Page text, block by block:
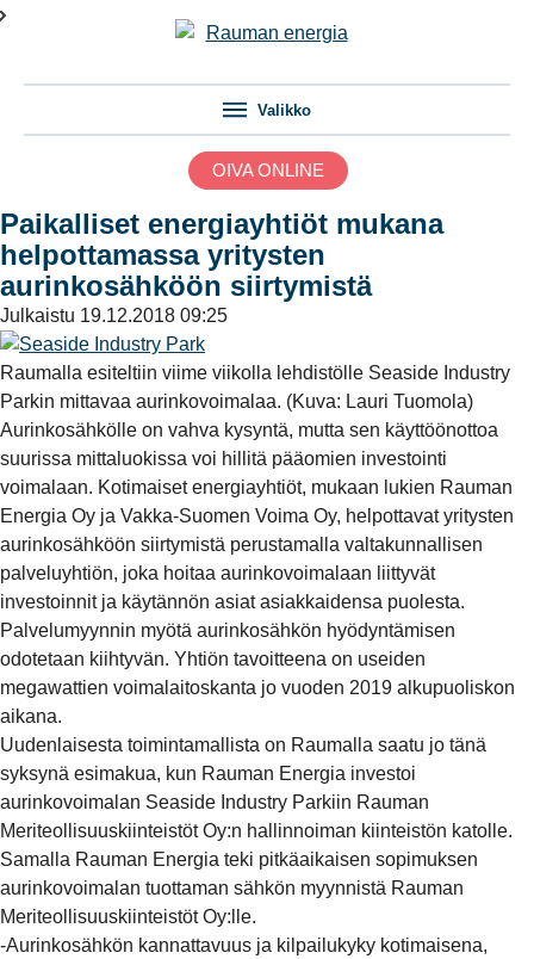
Valikko
OIVA ONLINE
Paikalliset energiayhtiöt mukana
helpottamassa yritysten
aurinkosähköön siirtymistä
Julkaistu 19.12.2018 09:25
Raumalla esiteltiin viime viikolla lehdistölle Seaside Industry
Parkin mittavaa aurinkovoimalaa. (Kuva: Lauri Tuomola)
Aurinkosähkölle on vahva kysyntä, mutta sen käyttöönottoa
suurissa mittaluokissa voi hillitä pääomien investointi
voimalaan. Kotimaiset energiayhtiöt, mukaan lukien Rauman
Energia Oy ja Vakka-Suomen Voima Oy, helpottavat yritysten
aurinkosähköön siirtymistä perustamalla valtakunnallisen
palveluyhtiön, joka hoitaa aurinkovoimalaan liittyvät
investoinnit ja käytännön asiat asiakkaidensa puolesta.
Palvelumyynnin myötä aurinkosähkön hyödyntämisen
odotetaan kiihtyvän. Yhtiön tavoitteena on useiden
megawattien voimalaitoskanta jo vuoden 2019 alkupuoliskon
aikana.
Uudenlaisesta toimintamallista on Raumalla saatu jo tänä
syksynä esimakua, kun Rauman Energia investoi
aurinkovoimalan Seaside Industry Parkiin Rauman
Meriteollisuuskiinteistöt Oy:n hallinnoiman kiinteistön katolle.
Samalla Rauman Energia teki pitkäaikaisen sopimuksen
aurinkovoimalan tuottaman sähkön myynnistä Rauman
Meriteollisuuskiinteistöt Oy:lle.
-Aurinkosähkön kannattavuus ja kilpailukyky kotimaisena,